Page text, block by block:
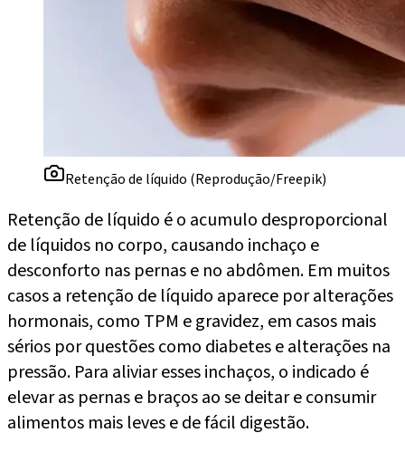
Retenção de líquido (Reprodução/Freepik)
Retenção de líquido é o acumulo desproporcional
de líquidos no corpo, causando inchaço e
desconforto nas pernas e no abdômen. Em muitos
casos a retenção de líquido aparece por alterações
hormonais, como TPM e gravidez, em casos mais
sérios por questões como diabetes e alterações na
pressão. Para aliviar esses inchaços, o indicado é
elevar as pernas e braços ao se deitar e consumir
alimentos mais leves e de fácil digestão.